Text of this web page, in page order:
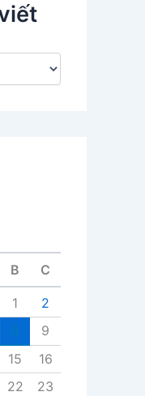
B C
1
2
9
15
16
22
23